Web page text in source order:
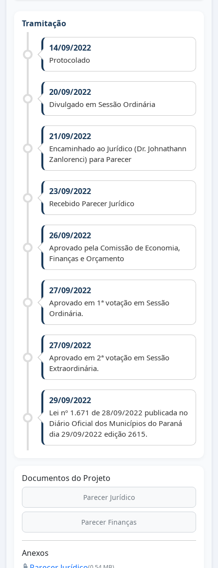
Tramitação
14/09/2022
Protocolado
20/09/2022
Divulgado em Sessão Ordinária
21/09/2022
Encaminhado ao Jurídico (Dr. Johnathann
Zanlorenci) para Parecer
23/09/2022
Recebido Parecer Jurídico
26/09/2022
Aprovado pela Comissão de Economia,
Finanças e Orçamento
27/09/2022
Aprovado em 1ª votação em Sessão
Ordinária.
27/09/2022
Aprovado em 2ª votação em Sessão
Extraordinária.
29/09/2022
Lei nº 1.671 de 28/09/2022 publicada no
Diário Oficial dos Municípios do Paraná
dia 29/09/2022 edição 2615.
Documentos do Projeto
Parecer Jurídico
Parecer Finanças
Anexos